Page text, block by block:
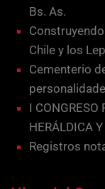
Bs. As.
Chile y los
Cementerio
I CONGRESO
HERÁLDICA
Registros